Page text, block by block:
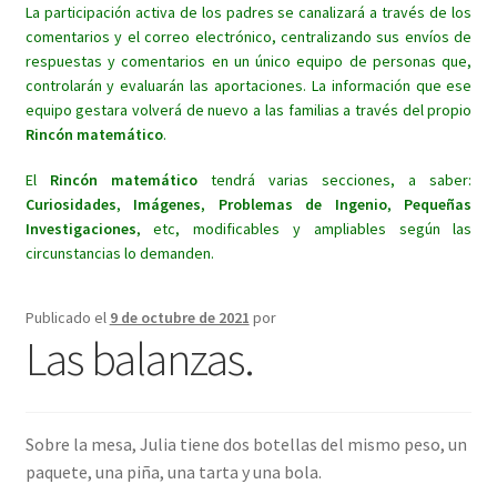
La participación activa de los padres se canalizará a través de los
comentarios y el correo electrónico, centralizando sus envíos de
respuestas y comentarios en un único equipo de personas que,
controlarán y evaluarán las aportaciones. La información que ese
equipo gestara volverá de nuevo a las familias a través del propio
Rincón matemático.
El Rincón matemáticotendrá varias secciones, a saber:
Curiosidades, Imágenes, Problemas de Ingenio, Pequeñas
Investigaciones, etc, modificables y ampliables según las
circunstancias lo demanden.
Publicado el 9 de octubre de 2021 por
Las balanzas.
Sobre la mesa, Julia tiene dos botellas del mismo peso, un
paquete, una piña, una tarta y una bola.